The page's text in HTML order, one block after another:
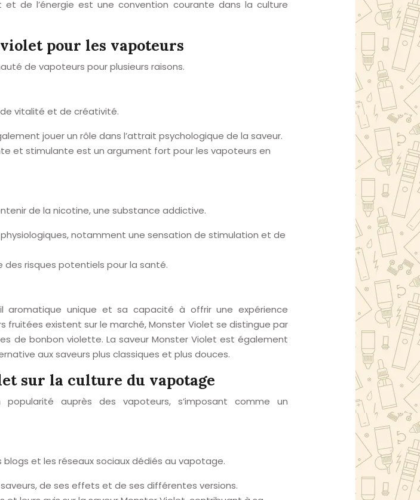
et de l’énergie est une convention courante dans la culture
pour les vapoteurs
de vapoteurs pour plusieurs raisons.
vitalité et de créativité.
jouer un rôle dans l’attrait psychologique de la saveur.
et stimulante est un argument fort pour les vapoteurs en
de la nicotine, une substance addictive.
notamment une sensation de stimulation et de
risques potentiels pour la santé.
aromatique unique et sa capacité à offrir une expérience
fruitées existent sur le marché, Monster Violet se distingue par
de bonbon violette. La saveur Monster Violet est également
aux saveurs plus classiques et plus douces.
sur la culture du vapotage
auprès des vapoteurs, s’imposant comme un
et les réseaux sociaux dédiés au vapotage.
de ses effets et de ses différentes versions.